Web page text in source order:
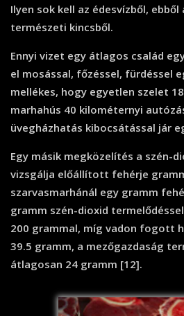
Ilyen sok kell az édesvízből,
természeti kincsből.
Ennyi vizet egy átlagos család
el mosással, főzéssel, fürdéssel
mellékes, hogy egyetlen szelet
marhahús 40 kilométernyi
üvegházhatás kibocsátással jár
Egy másik megközelítés a szén-
vizsgálja előállított fehérje
szarvasmarhánál egy gramm
gramm szén-dioxid
200 grammal, míg vadon fogott
39.5 gramm, a mezőgazdaság
átlagosan 24 gramm [12].